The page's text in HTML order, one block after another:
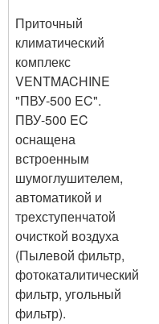
Приточный
климатический
комплекс
VENTMACHINE
"ПВУ-500 EC".
ПВУ-500 EC
оснащена
встроенным
шумоглушителем,
автоматикой и
трехступенчатой
очисткой воздуха
(Пылевой фильтр,
фотокаталитический
фильтр, угольный
фильтр).